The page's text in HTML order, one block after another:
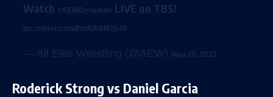
Watch #AEWDynamite LIVE on TBS!
pic.twitter.com/EmNABMYpJ0
— All Elite Wrestling (@AEW) May 25, 2023
Roderick Strong vs Daniel Garcia